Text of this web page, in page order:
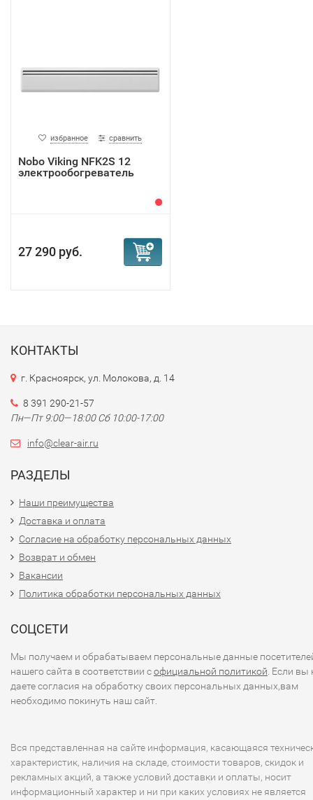
избранное сравнить
Nobo Viking NFK2S 12
электрообогреватель
27 290 руб.
КОНТАКТЫ
г. Красноярск, ул. Молокова, д. 14
8 391 290-21-57
Пн—Пт 9:00—18:00 Сб 10:00-17:00
info@clear-air.ru
РАЗДЕЛЫ
Наши преимущества
Доставка и оплата
Согласие на обработку персональных данных
Возврат и обмен
Вакансии
Политика обработки персональных данных
СОЦСЕТИ
Мы получаем и обрабатываем персональные данные
нашего сайта в соответствии софициальной политикой . Если вы
даете согласия на обработку своих персональных данных,вам
необходимо покинуть наш сайт.
Вся представленная на сайте информация, касающаяся
характеристик, наличия на складе, стоимости товаров, скидок и
рекламных акций, а также условий доставки и оплаты, носит
информационный характер и ни при каких условиях не является